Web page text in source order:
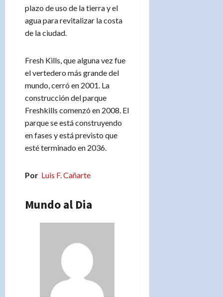
plazo de uso de la tierra y el
agua para revitalizar la costa
de la ciudad.
Fresh Kills, que alguna vez fue
el vertedero más grande del
mundo, cerró en 2001. La
construcción del parque
Freshkills comenzó en 2008. El
parque se está construyendo
en fases y está previsto que
esté terminado en 2036.
Por Luis F. Cañarte
Mundo al Dia